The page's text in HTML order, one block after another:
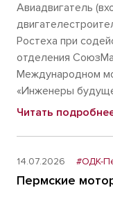
Авиадвигатель
Ростеха при
отделения
Международном
«Инженеры
Читать
14.07.2026 #ОДК-
Пермские